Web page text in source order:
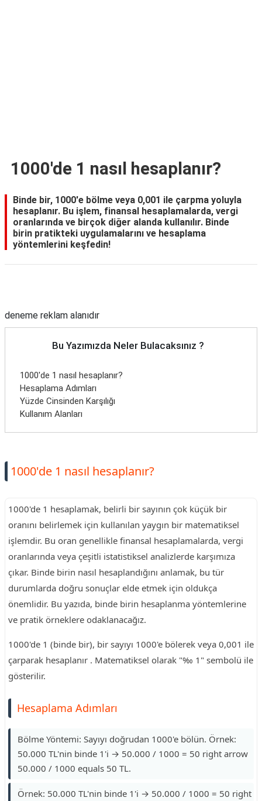
1000'de 1 nasıl hesaplanır?
Binde bir, 1000'e bölme veya 0,001 ile çarpma yoluyla
hesaplanır. Bu işlem, finansal hesaplamalarda, vergi
oranlarında ve birçok diğer alanda kullanılır. Binde
birin pratikteki uygulamalarını ve hesaplama
yöntemlerini keşfedin!
deneme reklam alanıdır
Bu Yazımızda Neler Bulacaksınız ?
1000'de 1 nasıl hesaplanır?
Hesaplama Adımları
Yüzde Cinsinden Karşılığı
Kullanım Alanları
1000'de 1 nasıl hesaplanır?
1000'de 1 hesaplamak, belirli bir sayının çok küçük bir
oranını belirlemek için kullanılan yaygın bir matematiksel
işlemdir. Bu oran genellikle finansal hesaplamalarda, vergi
oranlarında veya çeşitli istatistiksel analizlerde karşımıza
çıkar. Binde birin nasıl hesaplandığını anlamak, bu tür
durumlarda doğru sonuçlar elde etmek için oldukça
önemlidir. Bu yazıda, binde birin hesaplanma yöntemlerine
ve pratik örneklere odaklanacağız.
1000'de 1 (binde bir), bir sayıyı 1000'e bölerek veya 0,001 ile
çarparak hesaplanır . Matematiksel olarak "‰ 1" sembolü ile
gösterilir.
Hesaplama Adımları
Bölme Yöntemi: Sayıyı doğrudan 1000'e bölün. Örnek:
50.000 TL'nin binde 1'i → 50.000 / 1000 = 50 right arrow
50.000 / 1000 equals 50 TL.
Örnek: 50.000 TL'nin binde 1'i → 50.000 / 1000 = 50 right